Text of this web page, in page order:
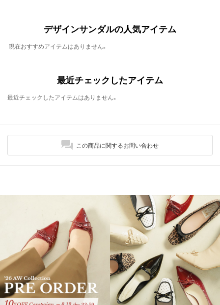
デザインサンダルの人気アイテム
現在おすすめアイテムはありません。
最近チェックしたアイテム
最近チェックしたアイテムはありません。
この商品に関するお問い合わせ